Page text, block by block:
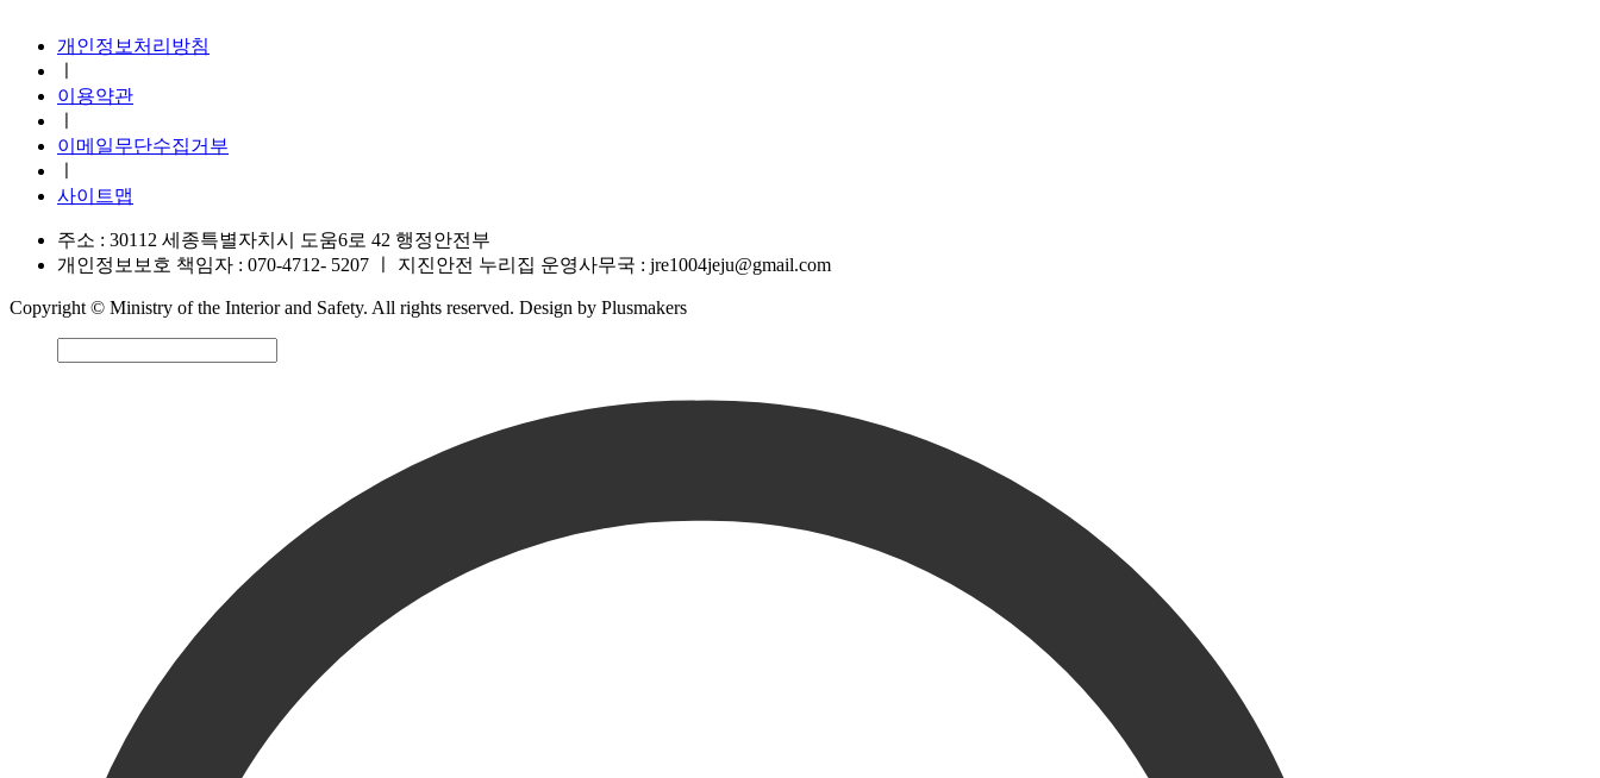
개인정보처리방침
이용약관
이메일무단수집거부
사이트맵
주소 : 30112 세종특별자치시 도움6로 42 행정안전부
개인정보보호 책임자 : 070-4712- 5207
지진안전 누리집 운영사무국 : jre1004jeju@gmail.com
Copyright © Ministry of the Interior and Safety. All rights reserved. Design by Plusmakers